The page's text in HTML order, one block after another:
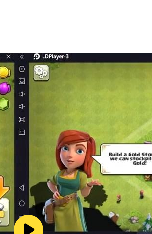
adalah tantangan baru dalam
dengan bentang alamnya.
dan peradaban yang kamu
baru.
4x.
game perang dinamis yang
pertempuran yang menantang.
opsional dalam game (termasuk
melalui pengaturan perangkatmu.